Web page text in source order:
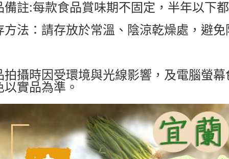
備註:每款食品賞味期不固定，半年以下
方法：請存放於常溫、陰涼乾燥處，避
拍攝時因受環境與光線影響，及電腦螢
以實品為準。